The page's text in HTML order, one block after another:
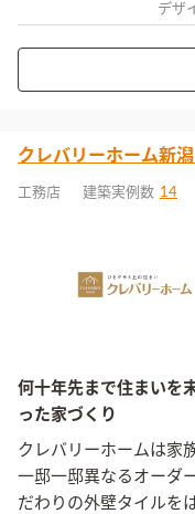
デザ
クレバリーホーム新
工務店 建築実例数 14
何十年先まで住まいを
った家づくり
クレバリーホームは家
一邸一邸異なるオーダ
だわりの外壁タイルを